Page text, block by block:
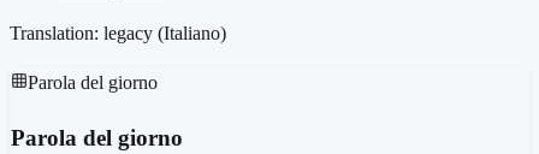
Translation: legacy (Italiano)
Parola del giorno
Parola del giorno